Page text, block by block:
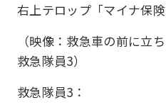
右上テロップ「マイナ保険
（映像：救急車の前に立
救急隊員3）
救急隊員3：